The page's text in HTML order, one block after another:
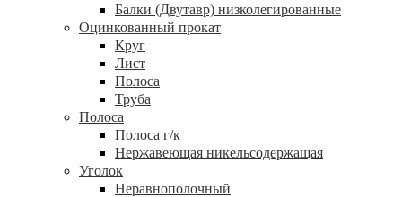
Балки (Двутавр) низколегированные
Оцинкованный прокат
Круг
Лист
Полоса
Труба
Полоса
Полоса г/к
Нержавеющая никельсодержащая
Уголок
Неравнополочный